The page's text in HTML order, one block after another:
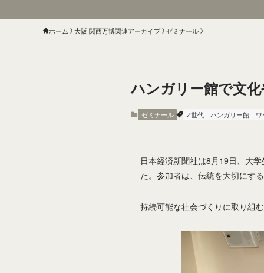
ホーム 大阪‧関⻄万博関連アーカイブ ゼミナール
ハンガリー館で文
ゼミナール Z世代 ハンガリー館
日本経済新聞社は8月19日、大
た。参加者は、伝統を大切にす
持続可能な社会づくりに取り組